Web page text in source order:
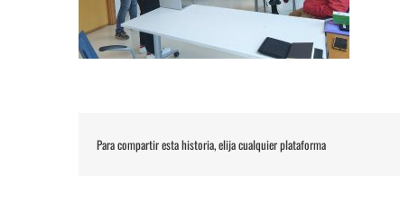
Para compartir esta historia, elija cualquier plataforma